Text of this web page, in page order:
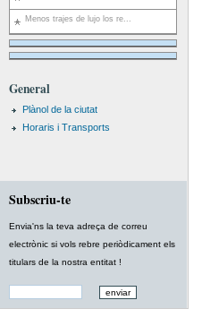
Menos trajes de lujo los re...
General
Plànol de la ciutat
Horaris i Transports
Subscriu-te
Envia'ns la teva adreça de correu
electrònic si vols rebre periòdicament els
titulars de la nostra entitat !